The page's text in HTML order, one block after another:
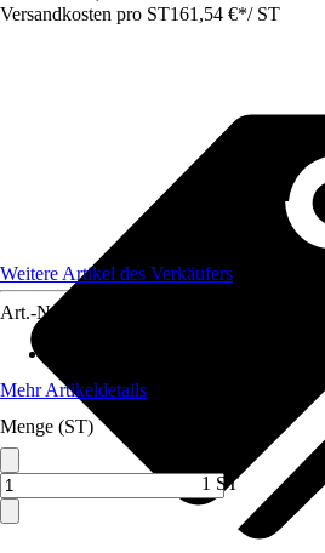
Versandkosten pro ST161,54 €*/ ST
Weitere Artikel des Verkäufers
Art.-Nr.
Mehr Artikeldetails
Menge (ST)
1 ST